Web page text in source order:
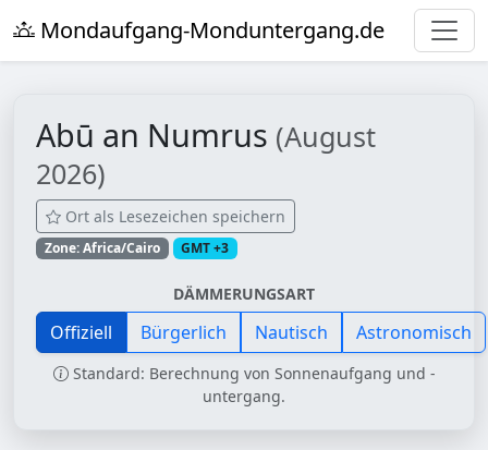
Mondaufgang-Monduntergang.de
Abū an Numrus (August
2026)
Ort als Lesezeichen speichern
Zone: Africa/Cairo GMT +3
DÄMMERUNGSART
Offiziell Bürgerlich Nautisch Astronomisch
Standard: Berechnung von Sonnenaufgang und -
untergang.